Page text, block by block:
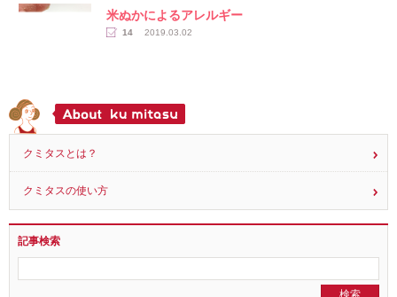
読み物
米ぬかによるアレルギー
クミタスとは？
クミタスの使い方